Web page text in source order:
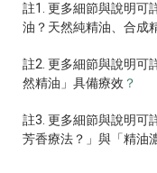
註1. 更多細節與說明可
油？天然純精油、合成
註2. 更多細節與說明可
然精油」具備療效 ？
註3. 更多細節與說明可
芳香療法？」與「精油